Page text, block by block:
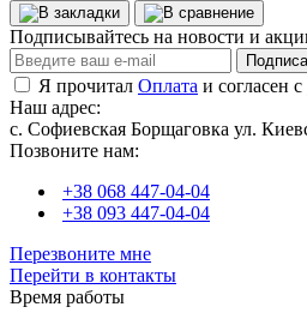
Подписывайтесь на новости и
Я прочитал Оплата и согласен
Наш адрес:
с. Софиевская Борщаговка ул.
Позвоните нам:
+38 068 447-04-04
+38 093 447-04-04
Перезвоните мне
Перейти в контакты
Время работы